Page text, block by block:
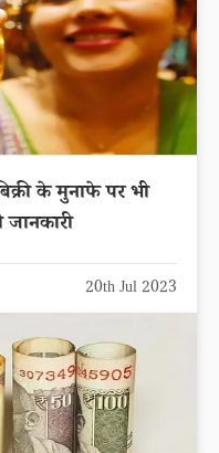
के मुनाफे पर भी
20th Jul 2023